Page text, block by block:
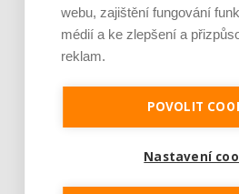
zařízení je sice přenosný,
většinou ale taky výrazně
variabilitou.„U tohoto typu
navíc nutné opakovaně
kondenzát, který vzniká
v jednotce při chlazení. Musí
webu, zajištění fungování
médií a ke zlepšení a
reklam.
POVOLIT
Nastavení